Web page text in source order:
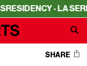
- LA SERIE A
SHARE